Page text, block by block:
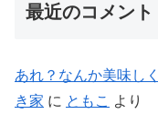
最近のコメント
あれ？なんか美味し
き家 に ともこ より